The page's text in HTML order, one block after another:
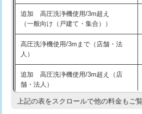
廃棄・処分
※給水管工事は20mmまでの価格です。
給水管工事※（支持金具設置)
給水管工事※（保温材使用（バンド止
め込み）)
給水管工事※（土の掘削・埋め戻し作
業)
給水管工事※（塩ビ管（VP・HI）使
用/3ｍまで)
追加 高圧洗浄機使用/3m超え
（一般向け（戸建て・集合））
高圧洗浄機使用/3mまで（店舗・法
人）
追加 高圧洗浄機使用/3m超え（店
舗・法人）
高度高圧洗浄換
上記の表をスクロールで他の料金もご